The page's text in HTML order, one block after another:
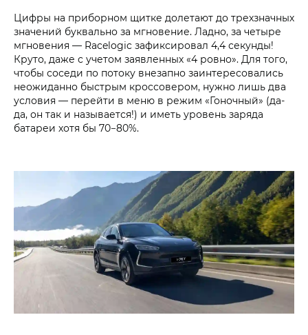
Цифры на приборном щитке долетают до трехзначных
значений буквально за мгновение. Ладно, за четыре
мгновения — Racelogic зафиксировал 4,4 секунды!
Круто, даже с учетом заявленных «4 ровно». Для того,
чтобы соседи по потоку внезапно заинтересовались
неожиданно быстрым кроссовером, нужно лишь два
условия — перейти в меню в режим «Гоночный» (да-
да, он так и называется!) и иметь уровень заряда
батареи хотя бы 70−80%.